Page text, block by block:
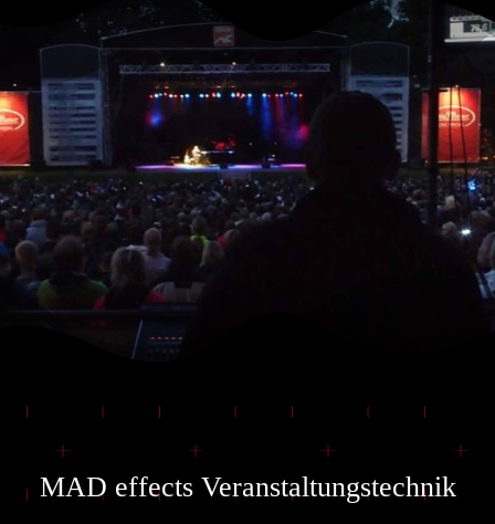
MAD effects Veranstaltungstechnik